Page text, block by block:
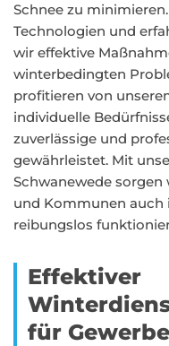
Schnee zu
Technologien und
wir effektive
winterbedingten
profitieren von
individuelle
zuverlässige und
gewährleistet. Mit
Schwanewede
und Kommunen auch
reibungslos
Effektiver
für Gewerbe